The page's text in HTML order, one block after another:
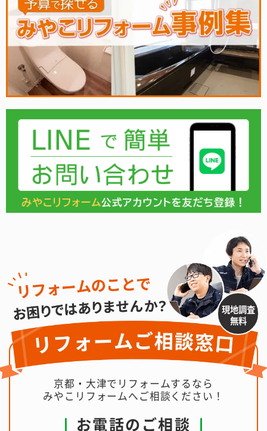
現地調査
無料
京都・大津でリフォームするなら
みやこリフォームへご相談ください！
お電話のご相談